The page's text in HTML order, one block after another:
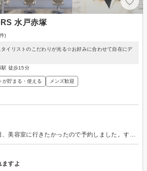
水戸赤塚
)
タイリストのこだわりが光る☆お好みに合わせて自在にデ
駅 徒歩15分
が貯まる・使える メンズ歓迎
すよ